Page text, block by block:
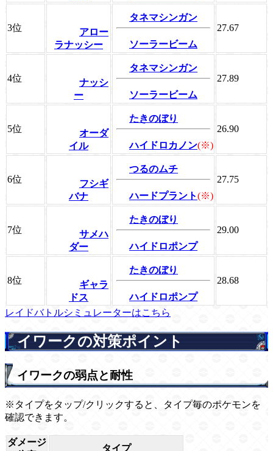
3位
アロー
ラナッシー
タネマシンガン
ソーラービーム
27.67
4位
ナッシ
ー
タネマシンガン
ソーラービーム
27.89
5位
オーダ
イル
たきのぼり
ハイドロカノン(※)
26.90
6位
フシギ
バナ
つるのムチ
ハードプラント(※)
27.75
7位
サメハ
ダー
たきのぼり
ハイドロポンプ
29.00
8位
ギャラ
ドス
たきのぼり
ハイドロポンプ
28.68
レイドバトルシミュレーターはこちら
イワークの対策ポイント
イワークの弱点と耐性
※タイプをタップ/クリックすると、タイプ毎のポケモンを
確認できます。
ダメージ
タイプ